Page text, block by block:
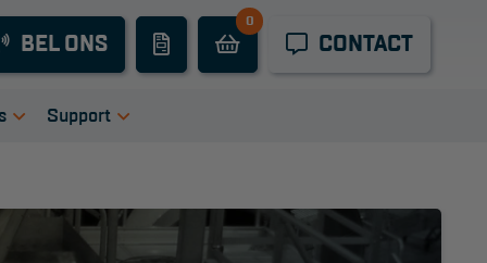
BEL ONS
0
CONTACT
Industrieel
onderhoud
Knikarmhoogwerkers
bij ons
Support
Tips en trucs
Veelgestelde vragen